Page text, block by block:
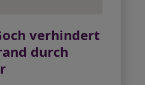
verhindert
durch